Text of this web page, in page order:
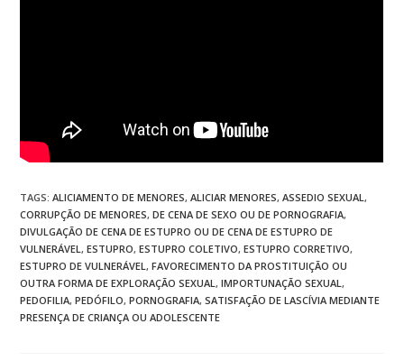
TAGS:ALICIAMENTO DE MENORES, ALICIAR MENORES, ASSEDIO SEXUAL,
CORRUPÇÃO DE MENORES, DE CENA DE SEXO OU DE PORNOGRAFIA,
DIVULGAÇÃO DE CENA DE ESTUPRO OU DE CENA DE ESTUPRO DE
VULNERÁVEL, ESTUPRO, ESTUPRO COLETIVO, ESTUPRO CORRETIVO,
ESTUPRO DE VULNERÁVEL, FAVORECIMENTO DA PROSTITUIÇÃO OU
OUTRA FORMA DE EXPLORAÇÃO SEXUAL, IMPORTUNAÇÃO SEXUAL,
PEDOFILIA, PEDÓFILO, PORNOGRAFIA, SATISFAÇÃO DE LASCÍVIA MEDIANTE
PRESENÇA DE CRIANÇA OU ADOLESCENTE